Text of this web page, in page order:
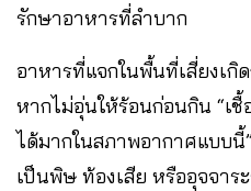
รักษาอาหารที่ลำบาก
อาหารที่แจกในพื้นที่เสี่ยงเกิ
หากไม่อุ่นให้ร้อนก่อนกิน “เชื้
ได้มากในสภาพอากาศแบบนี้
เป็นพิษ ท้องเสีย หรืออุจจาระ